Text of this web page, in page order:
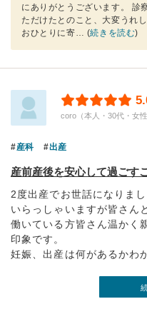
にありがとうございます。 診
ただけたとのこと、大変うれ
おひとりに寄… (続きを読む)
coro（本人・30代・女
産科 出産
産前産後を安心して過ごす
2度出産でお世話になりま
いらっしゃいますが皆さん
働いている方皆さん温かく
印象です。
妊娠、出産は何があるかわ